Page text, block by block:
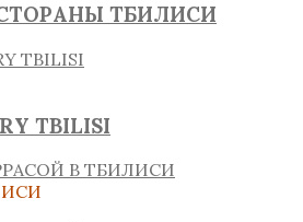
ТБИЛИСИ
TBILISI